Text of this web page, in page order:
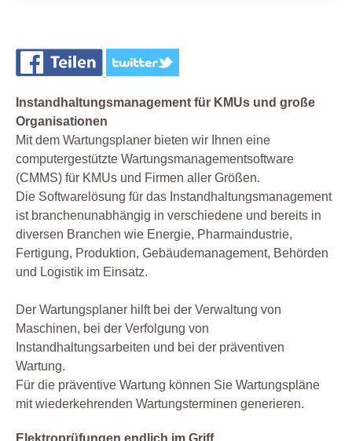
Instandhaltungsmanagement für KMUs und große
Organisationen
Mit dem Wartungsplaner bieten wir Ihnen eine
computergestützte Wartungsmanagementsoftware
(CMMS) für KMUs und Firmen aller Größen.
Die Softwarelösung für das Instandhaltungsmanagement
ist branchenunabhängig in verschiedene und bereits in
diversen Branchen wie Energie, Pharmaindustrie,
Fertigung, Produktion, Gebäudemanagement, Behörden
und Logistik im Einsatz.
Der Wartungsplaner hilft bei der Verwaltung von
Maschinen, bei der Verfolgung von
Instandhaltungsarbeiten und bei der präventiven
Wartung.
Für die präventive Wartung können Sie Wartungspläne
mit wiederkehrenden Wartungsterminen generieren.
Elektroprüfungen endlich im Griff